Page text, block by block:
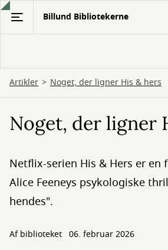
Gå
hovedindhold
Billund Bibliotekerne
Artikler Noget, der ligner His & hers
Noget, der ligner
Netflix-serien His & Hers er en
Alice Feeneys psykologiske
hendes".
Af biblioteket 06. februar 2026